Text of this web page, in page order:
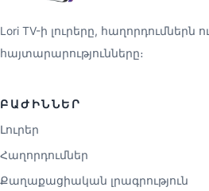
Lori TV-ի լուրերը, հաղորդումներն ու
հայտարարությունները։
ԲԱԺԻՆՆԵՐ
Լուրեր
Հաղորդումներ
Քաղաքացիական լրագրություն